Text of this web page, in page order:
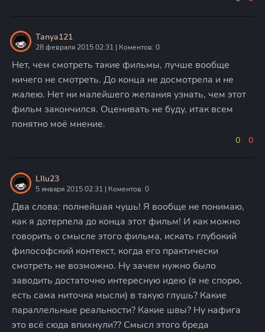
Tanya121
28 февраля 2015 02:31 | Коментов: 0
Нет, чем смотреть такие фильмы, лучше вообще
ничего не смотреть. До конца не досмотрела и не
жалею. Нет ни малейшего желания узнать, чем этот
фильм закончился. Оценивать не буду, итак всем
понятно моё мнение.
0 0
LIlu23
5 января 2015 02:31 | Коментов: 0
Два слова: полнейшая чушь! Я вообще не понимаю,
как я дотерпела до конца этот фильм! И как можно
говорить о смысле этого фильма, искать глубокий
философский контекст, когда его практически
смотреть не возможно. Ну зачем нужно было
заводить достаточно интересную идею (я не спорю,
есть сама ниточка мысли) в такую глушь? Какие
параллельные реальности? Какие швы? Ну нафига
это всё сюда впихнули?? Смысл этого бреда